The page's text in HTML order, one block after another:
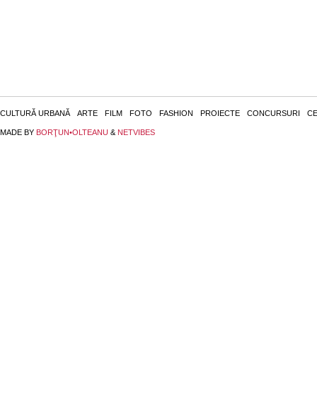
CULTURĂ URBANĂ ARTE FILM FOTO FASHION PROIECTE CONCURSURI
MADE BY BORŢUN•OLTEANU & NETVIBES